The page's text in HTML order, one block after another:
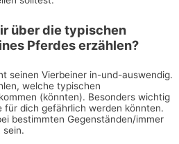
über die typischen
Pferdes erzählen?
seinen Vierbeiner in-und-auswendig.
welche typischen
(könnten). Besonders wichtig
für dich gefährlich werden könnten.
bestimmten Gegenständen/immer
sein.